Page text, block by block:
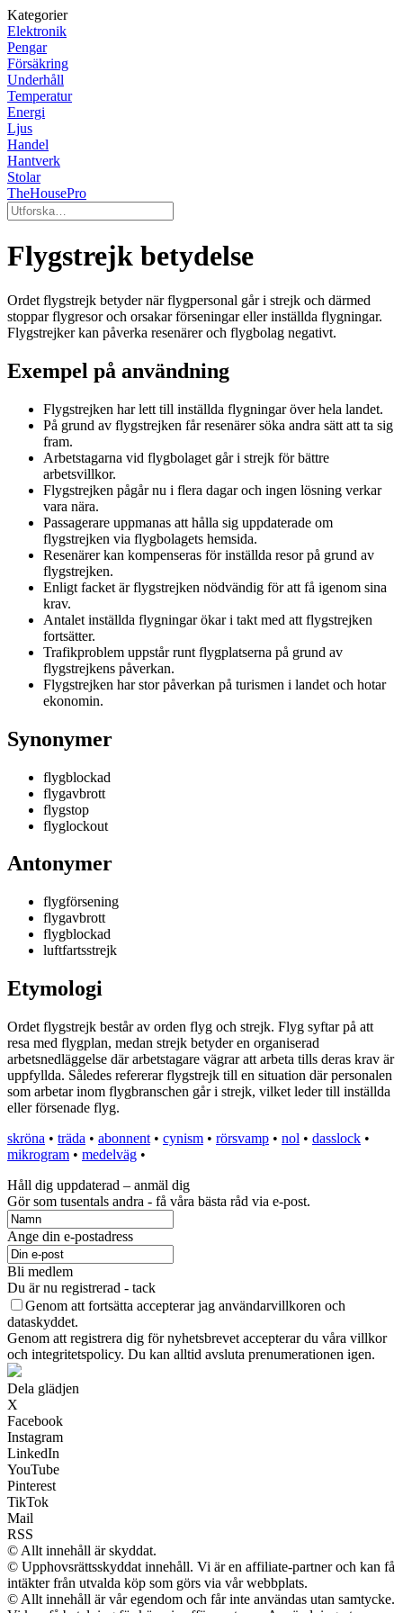
Kategorier
Elektronik
Pengar
Försäkring
Underhåll
Temperatur
Energi
Ljus
Handel
Hantverk
Stolar
TheHousePro
Flygstrejk betydelse
Ordet flygstrejk betyder när flygpersonal går i strejk och därmed
stoppar flygresor och orsakar förseningar eller inställda flygningar.
Flygstrejker kan påverka resenärer och flygbolag negativt.
Exempel på användning
Flygstrejken har lett till inställda flygningar över hela landet.
På grund av flygstrejken får resenärer söka andra sätt att ta sig
fram.
Arbetstagarna vid flygbolaget går i strejk för bättre
arbetsvillkor.
Flygstrejken pågår nu i flera dagar och ingen lösning verkar
vara nära.
Passagerare uppmanas att hålla sig uppdaterade om
flygstrejken via flygbolagets hemsida.
Resenärer kan kompenseras för inställda resor på grund av
flygstrejken.
Enligt facket är flygstrejken nödvändig för att få igenom sina
krav.
Antalet inställda flygningar ökar i takt med att flygstrejken
fortsätter.
Trafikproblem uppstår runt flygplatserna på grund av
flygstrejkens påverkan.
Flygstrejken har stor påverkan på turismen i landet och hotar
ekonomin.
Synonymer
flygblockad
flygavbrott
flygstop
flyglockout
Antonymer
flygförsening
flygavbrott
flygblockad
luftfartsstrejk
Etymologi
Ordet flygstrejk består av orden flyg och strejk. Flyg syftar på att
resa med flygplan, medan strejk betyder en organiserad
arbetsnedläggelse där arbetstagare vägrar att arbeta tills deras krav är
uppfyllda. Således refererar flygstrejk till en situation där personalen
som arbetar inom flygbranschen går i strejk, vilket leder till inställda
eller försenade flyg.
skröna • träda • abonnent • cynism • rörsvamp • nol • dasslock •
mikrogram • medelväg •
Håll dig uppdaterad – anmäl dig
Gör som tusentals andra - få våra bästa råd via e-post.
Ange din e-postadress
Bli medlem
Du är nu registrerad - tack
Genom att fortsätta accepterar jag användarvillkoren och
dataskyddet.
Genom att registrera dig för nyhetsbrevet accepterar du våra villkor
och integritetspolicy. Du kan alltid avsluta prenumerationen igen.
Dela glädjen
X
Facebook
Instagram
LinkedIn
YouTube
Pinterest
TikTok
Mail
RSS
© Allt innehåll är skyddat.
© Upphovsrättsskyddat innehåll. Vi är en affiliate-partner och kan få
intäkter från utvalda köp som görs via vår webbplats.
© Allt innehåll är vår egendom och får inte användas utan samtycke.